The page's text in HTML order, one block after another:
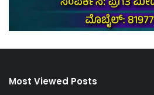
Most Viewed Posts